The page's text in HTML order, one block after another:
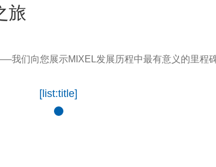
旅
们向您展示MIXEL发展历程中最有意义的里程碑
[list:title]